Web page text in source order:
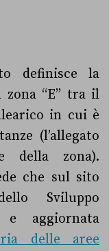
definisce la
zona “E” tra il
in cui è
(l’allegato
della zona).
che sul sito
Sviluppo
e aggiornata
delle aree